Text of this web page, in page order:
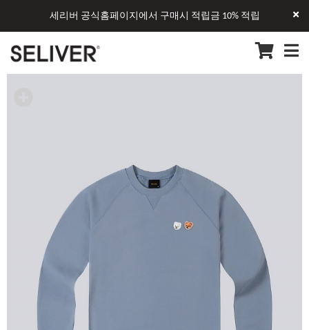
세리버 공식홈페이지에서 구매시 적립금 10% 적립